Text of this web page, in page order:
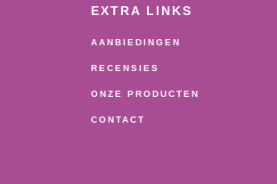
EXTRA LINKS
AANBIEDINGEN
RECENSIES
ONZE PRODUCTEN
CONTACT